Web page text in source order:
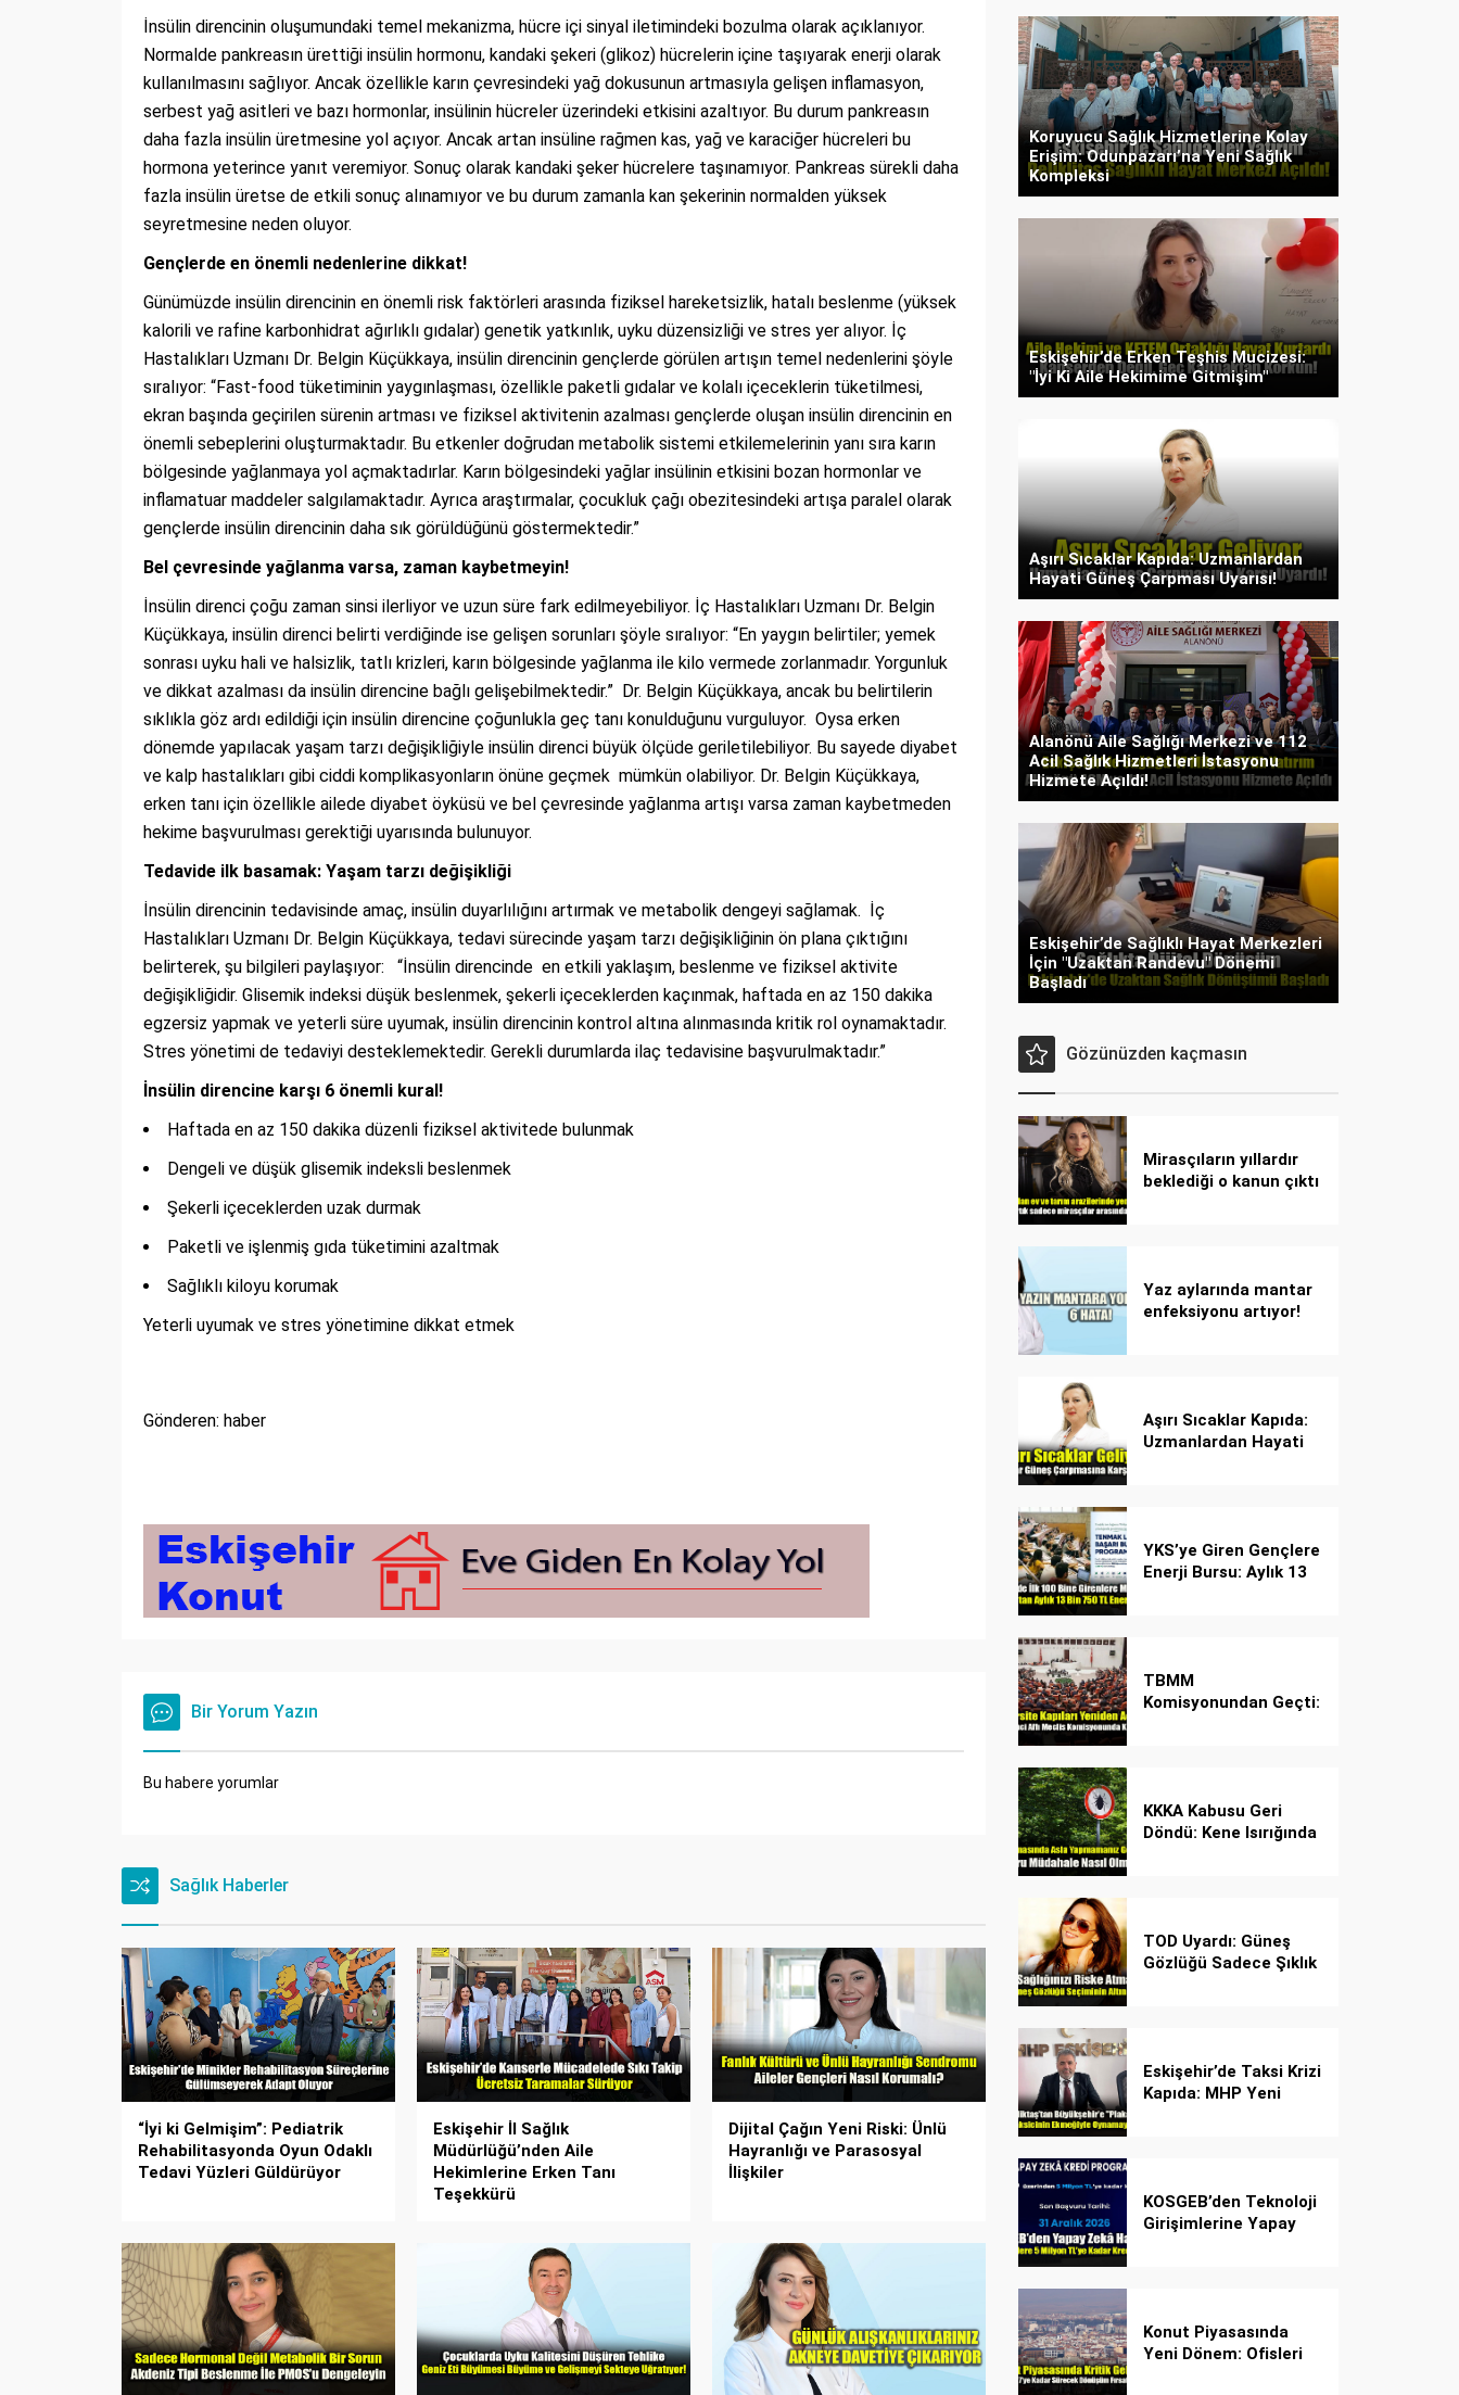
İnsülin direncinin oluşumundaki temel mekanizma, hücre içi sinyal iletimindeki bozulma olarak açıklanıyor.
Normalde pankreasın ürettiği insülin hormonu, kandaki şekeri (glikoz) hücrelerin içine taşıyarak enerji olarak
kullanılmasını sağlıyor. Ancak özellikle karın çevresindeki yağ dokusunun artmasıyla gelişen inflamasyon,
serbest yağ asitleri ve bazı hormonlar, insülinin hücreler üzerindeki etkisini azaltıyor. Bu durum pankreasın
daha fazla insülin üretmesine yol açıyor. Ancak artan insüline rağmen kas, yağ ve karaciğer hücreleri bu
hormona yeterince yanıt veremiyor. Sonuç olarak kandaki şeker hücrelere taşınamıyor. Pankreas sürekli daha
fazla insülin üretse de etkili sonuç alınamıyor ve bu durum zamanla kan şekerinin normalden yüksek
seyretmesine neden oluyor.
Gençlerde en önemli nedenlerine dikkat!
Günümüzde insülin direncinin en önemli risk faktörleri arasında fiziksel hareketsizlik, hatalı beslenme (yüksek
kalorili ve rafine karbonhidrat ağırlıklı gıdalar) genetik yatkınlık, uyku düzensizliği ve stres yer alıyor. İç
Hastalıkları Uzmanı Dr. Belgin Küçükkaya, insülin direncinin gençlerde görülen artışın temel nedenlerini şöyle
sıralıyor: “Fast-food tüketiminin yaygınlaşması, özellikle paketli gıdalar ve kolalı içeceklerin tüketilmesi,
ekran başında geçirilen sürenin artması ve fiziksel aktivitenin azalması gençlerde oluşan insülin direncinin en
önemli sebeplerini oluşturmaktadır. Bu etkenler doğrudan metabolik sistemi etkilemelerinin yanı sıra karın
bölgesinde yağlanmaya yol açmaktadırlar. Karın bölgesindeki yağlar insülinin etkisini bozan hormonlar ve
inflamatuar maddeler salgılamaktadır. Ayrıca araştırmalar, çocukluk çağı obezitesindeki artışa paralel olarak
gençlerde insülin direncinin daha sık görüldüğünü göstermektedir.”
Bel çevresinde yağlanma varsa, zaman kaybetmeyin!
İnsülin direnci çoğu zaman sinsi ilerliyor ve uzun süre fark edilmeyebiliyor. İç Hastalıkları Uzmanı Dr. Belgin
Küçükkaya, insülin direnci belirti verdiğinde ise gelişen sorunları şöyle sıralıyor: “En yaygın belirtiler; yemek
sonrası uyku hali ve halsizlik, tatlı krizleri, karın bölgesinde yağlanma ile kilo vermede zorlanmadır. Yorgunluk
ve dikkat azalması da insülin direncine bağlı gelişebilmektedir.” Dr. Belgin Küçükkaya, ancak bu belirtilerin
sıklıkla göz ardı edildiği için insülin direncine çoğunlukla geç tanı konulduğunu vurguluyor. Oysa erken
dönemde yapılacak yaşam tarzı değişikliğiyle insülin direnci büyük ölçüde geriletilebiliyor. Bu sayede diyabet
ve kalp hastalıkları gibi ciddi komplikasyonların önüne geçmek mümkün olabiliyor. Dr. Belgin Küçükkaya,
erken tanı için özellikle ailede diyabet öyküsü ve bel çevresinde yağlanma artışı varsa zaman kaybetmeden
hekime başvurulması gerektiği uyarısında bulunuyor.
Tedavide ilk basamak: Yaşam tarzı değişikliği
İnsülin direncinin tedavisinde amaç, insülin duyarlılığını artırmak ve metabolik dengeyi sağlamak. İç
Hastalıkları Uzmanı Dr. Belgin Küçükkaya, tedavi sürecinde yaşam tarzı değişikliğinin ön plana çıktığını
belirterek, şu bilgileri paylaşıyor: “İnsülin direncinde en etkili yaklaşım, beslenme ve fiziksel aktivite
değişikliğidir. Glisemik indeksi düşük beslenmek, şekerli içeceklerden kaçınmak, haftada en az 150 dakika
egzersiz yapmak ve yeterli süre uyumak, insülin direncinin kontrol altına alınmasında kritik rol oynamaktadır.
Stres yönetimi de tedaviyi desteklemektedir. Gerekli durumlarda ilaç tedavisine başvurulmaktadır.”
İnsülin direncine karşı 6 önemli kural!
Haftada en az 150 dakika düzenli fiziksel aktivitede bulunmak
Dengeli ve düşük glisemik indeksli beslenmek
Şekerli içeceklerden uzak durmak
Paketli ve işlenmiş gıda tüketimini azaltmak
Sağlıklı kiloyu korumak
Yeterli uyumak ve stres yönetimine dikkat etmek
Gönderen: haber
Bir Yorum Yazın
Bu habere yorumlar
Sağlık Haberler
“İyi ki Gelmişim”: Pediatrik
Rehabilitasyonda Oyun Odaklı
Tedavi Yüzleri Güldürüyor
Eskişehir İl Sağlık
Müdürlüğü’nden Aile
Hekimlerine Erken Tanı
Teşekkürü
Dijital Çağın Yeni Riski: Ünlü
Hayranlığı ve Parasosyal
İlişkiler
Koruyucu Sağlık Hizmetlerine Kolay
Erişim: Odunpazarı’na Yeni Sağlık
Kompleksi
Eskişehir’de Erken Teşhis Mucizesi:
"İyi Ki Aile Hekimime Gitmişim"
Aşırı Sıcaklar Kapıda: Uzmanlardan
Hayati Güneş Çarpması Uyarısı!
Alanönü Aile Sağlığı Merkezi ve 112
Acil Sağlık Hizmetleri İstasyonu
Hizmete Açıldı!
Eskişehir’de Sağlıklı Hayat Merkezleri
İçin "Uzaktan Randevu" Dönemi
Başladı
Gözünüzden kaçmasın
Mirasçıların yıllardır
beklediği o kanun çıktı
Yaz aylarında mantar
enfeksiyonu artıyor!
Aşırı Sıcaklar Kapıda:
Uzmanlardan Hayati
YKS’ye Giren Gençlere
Enerji Bursu: Aylık 13
TBMM
Komisyonundan Geçti:
KKKA Kabusu Geri
Döndü: Kene Isırığında
TOD Uyardı: Güneş
Gözlüğü Sadece Şıklık
Eskişehir’de Taksi Krizi
Kapıda: MHP Yeni
KOSGEB’den Teknoloji
Girişimlerine Yapay
Konut Piyasasında
Yeni Dönem: Ofisleri